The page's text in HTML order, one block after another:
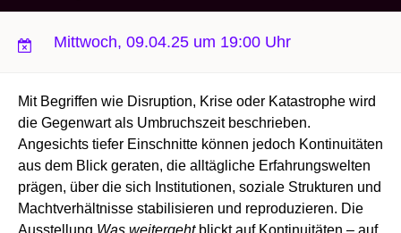
Mittwoch, 09.04.25 um 19:00 Uhr
Mit Begriffen wie Disruption, Krise oder Katastrophe wird
die Gegenwart als Umbruchszeit beschrieben.
Angesichts tiefer Einschnitte können jedoch Kontinuitäten
aus dem Blick geraten, die alltägliche Erfahrungswelten
prägen, über die sich Institutionen, soziale Strukturen und
Machtverhältnisse stabilisieren und reproduzieren. Die
Ausstellung Was weitergehtblickt auf Kontinuitäten – auf